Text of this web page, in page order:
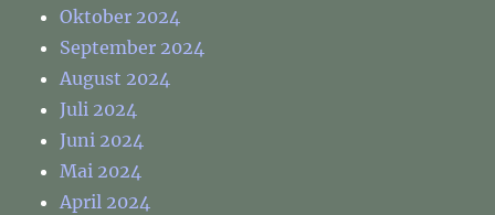
Oktober 2024
September 2024
August 2024
Juli 2024
Juni 2024
Mai 2024
April 2024